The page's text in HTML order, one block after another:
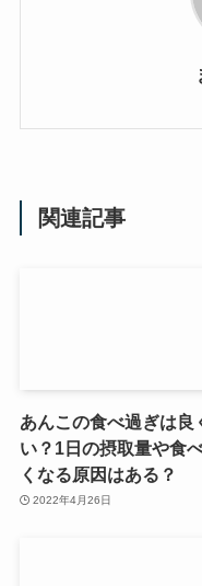
関連記事
あんこの食べ過ぎは良
い？1日の摂取量や食
くなる原因はある？
2022年4月26日